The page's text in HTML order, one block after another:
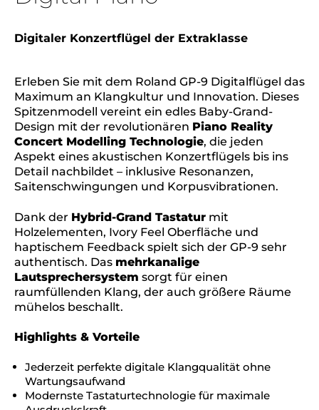
Digitaler Konzertflügel der Extraklasse
Erleben Sie mit dem Roland GP-9 Digitalflügel das
Maximum an Klangkultur und Innovation. Dieses
Spitzenmodell vereint ein edles Baby-Grand-
Design mit der revolutionären Piano Reality
Concert Modelling Technologie, die jeden
Aspekt eines akustischen Konzertflügels bis ins
Detail nachbildet – inklusive Resonanzen,
Saitenschwingungen und Korpusvibrationen.
Dank der Hybrid-Grand Tastatur mit
Holzelementen, Ivory Feel Oberfläche und
haptischem Feedback spielt sich der GP-9 sehr
authentisch. Das mehrkanalige
Lautsprechersystem sorgt für einen
raumfüllenden Klang, der auch größere Räume
mühelos beschallt.
Highlights & Vorteile
Jederzeit perfekte digitale Klangqualität ohne
Wartungsaufwand
Modernste Tastaturtechnologie für maximale